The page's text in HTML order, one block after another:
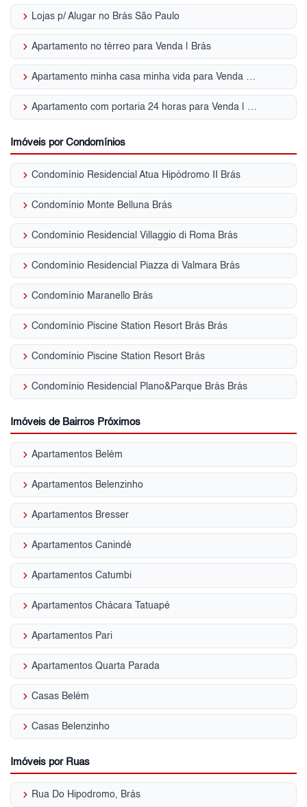
keyboard_arrow_right Lojas p/ Alugar no Brás São Paulo
keyboard_arrow_right Apartamento no térreo para Venda | Brás
keyboard_arrow_right Apartamento minha casa minha vida para Venda | Brás
keyboard_arrow_right Apartamento com portaria 24 horas para Venda | Brás
Imóveis por Condomínios
keyboard_arrow_right Condomínio Residencial Atua Hipódromo II Brás
keyboard_arrow_right Condomínio Monte Belluna Brás
keyboard_arrow_right Condomínio Residencial Villaggio di Roma Brás
keyboard_arrow_right Condomínio Residencial Piazza di Valmara Brás
keyboard_arrow_right Condomínio Maranello Brás
keyboard_arrow_right Condomínio Piscine Station Resort Brás Brás
keyboard_arrow_right Condomínio Piscine Station Resort Brás
keyboard_arrow_right Condomínio Residencial Plano&Parque Brás Brás
Imóveis de Bairros Próximos
keyboard_arrow_right Apartamentos Belém
keyboard_arrow_right Apartamentos Belenzinho
keyboard_arrow_right Apartamentos Bresser
keyboard_arrow_right Apartamentos Canindé
keyboard_arrow_right Apartamentos Catumbi
keyboard_arrow_right Apartamentos Chácara Tatuapé
keyboard_arrow_right Apartamentos Pari
keyboard_arrow_right Apartamentos Quarta Parada
keyboard_arrow_right Casas Belém
keyboard_arrow_right Casas Belenzinho
Imóveis por Ruas
keyboard_arrow_right Rua Do Hipodromo, Brás